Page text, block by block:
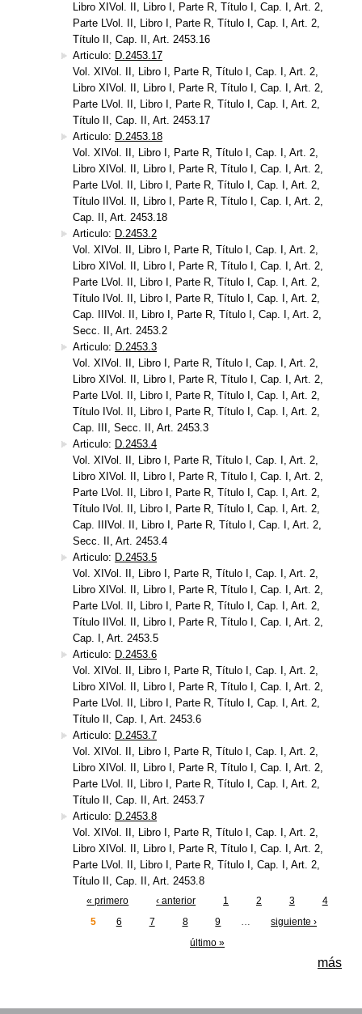
Libro XIVol. II, Libro I, Parte R, Título I, Cap. I, Art. 2,
Parte LVol. II, Libro I, Parte R, Título I, Cap. I, Art. 2,
Título II, Cap. II, Art. 2453.16
Articulo: D.2453.17
Vol. XIVol. II, Libro I, Parte R, Título I, Cap. I, Art. 2,
Libro XIVol. II, Libro I, Parte R, Título I, Cap. I, Art. 2,
Parte LVol. II, Libro I, Parte R, Título I, Cap. I, Art. 2,
Título II, Cap. II, Art. 2453.17
Articulo: D.2453.18
Vol. XIVol. II, Libro I, Parte R, Título I, Cap. I, Art. 2,
Libro XIVol. II, Libro I, Parte R, Título I, Cap. I, Art. 2,
Parte LVol. II, Libro I, Parte R, Título I, Cap. I, Art. 2,
Título IIVol. II, Libro I, Parte R, Título I, Cap. I, Art. 2,
Cap. II, Art. 2453.18
Articulo: D.2453.2
Vol. XIVol. II, Libro I, Parte R, Título I, Cap. I, Art. 2,
Libro XIVol. II, Libro I, Parte R, Título I, Cap. I, Art. 2,
Parte LVol. II, Libro I, Parte R, Título I, Cap. I, Art. 2,
Título IVol. II, Libro I, Parte R, Título I, Cap. I, Art. 2,
Cap. IIIVol. II, Libro I, Parte R, Título I, Cap. I, Art. 2,
Secc. II, Art. 2453.2
Articulo: D.2453.3
Vol. XIVol. II, Libro I, Parte R, Título I, Cap. I, Art. 2,
Libro XIVol. II, Libro I, Parte R, Título I, Cap. I, Art. 2,
Parte LVol. II, Libro I, Parte R, Título I, Cap. I, Art. 2,
Título IVol. II, Libro I, Parte R, Título I, Cap. I, Art. 2,
Cap. III, Secc. II, Art. 2453.3
Articulo: D.2453.4
Vol. XIVol. II, Libro I, Parte R, Título I, Cap. I, Art. 2,
Libro XIVol. II, Libro I, Parte R, Título I, Cap. I, Art. 2,
Parte LVol. II, Libro I, Parte R, Título I, Cap. I, Art. 2,
Título IVol. II, Libro I, Parte R, Título I, Cap. I, Art. 2,
Cap. IIIVol. II, Libro I, Parte R, Título I, Cap. I, Art. 2,
Secc. II, Art. 2453.4
Articulo: D.2453.5
Vol. XIVol. II, Libro I, Parte R, Título I, Cap. I, Art. 2,
Libro XIVol. II, Libro I, Parte R, Título I, Cap. I, Art. 2,
Parte LVol. II, Libro I, Parte R, Título I, Cap. I, Art. 2,
Título IIVol. II, Libro I, Parte R, Título I, Cap. I, Art. 2,
Cap. I, Art. 2453.5
Articulo: D.2453.6
Vol. XIVol. II, Libro I, Parte R, Título I, Cap. I, Art. 2,
Libro XIVol. II, Libro I, Parte R, Título I, Cap. I, Art. 2,
Parte LVol. II, Libro I, Parte R, Título I, Cap. I, Art. 2,
Título II, Cap. I, Art. 2453.6
Articulo: D.2453.7
Vol. XIVol. II, Libro I, Parte R, Título I, Cap. I, Art. 2,
Libro XIVol. II, Libro I, Parte R, Título I, Cap. I, Art. 2,
Parte LVol. II, Libro I, Parte R, Título I, Cap. I, Art. 2,
Título II, Cap. II, Art. 2453.7
Articulo: D.2453.8
Vol. XIVol. II, Libro I, Parte R, Título I, Cap. I, Art. 2,
Libro XIVol. II, Libro I, Parte R, Título I, Cap. I, Art. 2,
Parte LVol. II, Libro I, Parte R, Título I, Cap. I, Art. 2,
Título II, Cap. II, Art. 2453.8
« primero ‹ anterior 1 2 3
4
5
6 7 8 9 …
siguiente ›
último »
más